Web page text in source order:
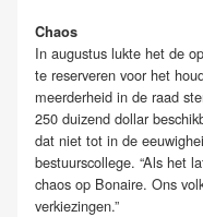
Chaos
In augustus lukte het de
te reserveren voor het
meerderheid in de raad
250 duizend dollar
dat niet tot in de
bestuurscollege. “Als het
chaos op Bonaire. Ons
verkiezingen.”